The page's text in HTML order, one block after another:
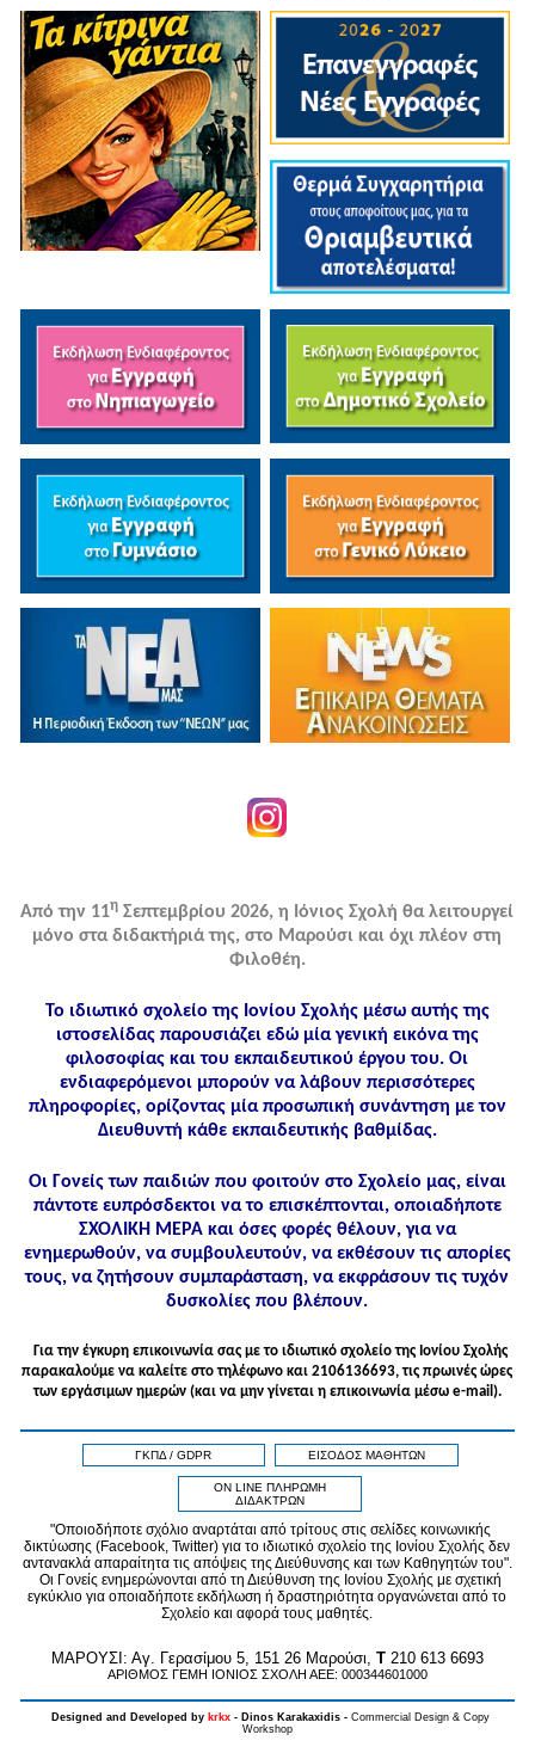
Από την 11η Σεπτεμβρίου 2026, η Ιόνιος Σχολή θα λειτουργεί
μόνο στα διδακτήριά της, στο Μαρούσι και όχι πλέον στη
Φιλοθέη.
Το ιδιωτικό σχολείο της Ιονίου Σχολής μέσω αυτής της
ιστοσελίδας παρουσιάζει εδώ μία γενική εικόνα της
φιλοσοφίας και του εκπαιδευτικού έργου του. Οι
ενδιαφερόμενοι μπορούν να λάβουν περισσότερες
πληροφορίες, ορίζοντας μία προσωπική συνάντηση με τον
Διευθυντή κάθε εκπαιδευτικής βαθμίδας.
Οι Γονείς των παιδιών που φοιτούν στο Σχολείο μας, είναι
πάντοτε ευπρόσδεκτοι να το επισκέπτονται, οποιαδήποτε
ΣΧΟΛΙΚΗ ΜΕΡΑ και όσες φορές θέλουν, για να
ενημερωθούν, να συμβουλευτούν, να εκθέσουν τις απορίες
τους, να ζητήσουν συμπαράσταση, να εκφράσουν τις τυχόν
δυσκολίες που βλέπουν.
Για την έγκυρη επικοινωνία σας με το ιδιωτικό σχολείο της Ιονίου Σχολής
παρακαλούμε να καλείτε στo τηλέφωνo και 2106136693, τις πρωινές ώρες
των εργάσιμων ημερών (και να μην γίνεται η επικοινωνία μέσω e-mail).
ΓΚΠΔ / GDPR ΕΙΣΟΔΟΣ ΜΑΘΗΤΩΝ
ON LINE ΠΛΗΡΩΜΗ
ΔΙΔΑΚΤΡΩΝ
"Οποιοδήποτε σχόλιο αναρτάται από τρίτους στις σελίδες κοινωνικής
δικτύωσης (Facebook, Twitter) για το ιδιωτικό σχολείο της Ιονίου Σχολής δεν
αντανακλά απαραίτητα τις απόψεις της Διεύθυνσης και των Καθηγητών του".
Οι Γονείς ενημερώνονται από τη Διεύθυνση της Ιονίου Σχολής με σχετική
εγκύκλιο για οποιαδήποτε εκδήλωση ή δραστηριότητα οργανώνεται από το
Σχολείο και αφορά τους μαθητές.
MAPOYΣΙ: Αγ. Γερασίμου 5, 151 26 Μαρούσι, T210 613 6693
ΑΡΙΘΜΟΣ ΓΕΜΗ ΙΟΝΙΟΣ ΣΧΟΛΗ ΑΕΕ: 000344601000
Designed and Developed by krkx- Dinos Karakaxidis - Commercial Design & Copy
Workshop